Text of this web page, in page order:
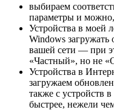
выбираем
параметры и можно,
Устройства в моей
Windows загружать
вашей сети — при
«Частный», но не
Устройства в
загружаем
также с устройств
быстрее, нежели